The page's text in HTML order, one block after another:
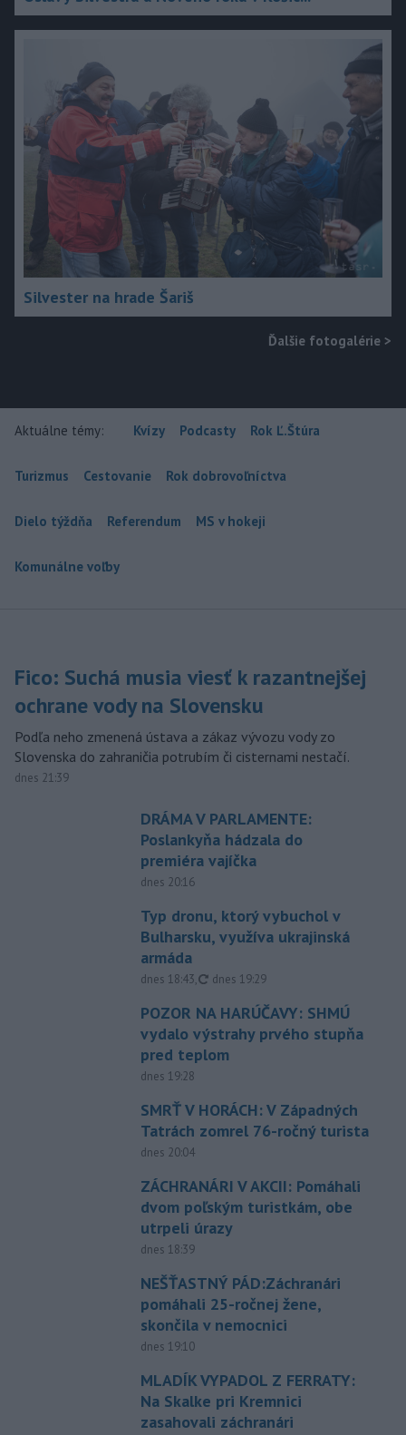
Silvester na hrade Šariš
Ďalšie fotogalérie >
Aktuálne témy: Kvízy Podcasty Rok Ľ.Štúra
Turizmus Cestovanie Rok dobrovoľníctva
Dielo týždňa Referendum MS v hokeji
Komunálne voľby
Fico: Suchá musia viesť k razantnejšej
ochrane vody na Slovensku
Podľa neho zmenená ústava a zákaz vývozu vody zo
Slovenska do zahraničia potrubím či cisternami nestačí.
dnes 21:39
DRÁMA V PARLAMENTE:
Poslankyňa hádzala do
premiéra vajíčka
dnes 20:16
Typ dronu, ktorý vybuchol v
Bulharsku, využíva ukrajinská
armáda
dnes 18:43, aktualizované
dnes 19:29
POZOR NA HARÚČAVY: SHMÚ
vydalo výstrahy prvého stupňa
pred teplom
dnes 19:28
SMRŤ V HORÁCH: V Západných
Tatrách zomrel 76-ročný turista
dnes 20:04
ZÁCHRANÁRI V AKCII: Pomáhali
dvom poľským turistkám, obe
utrpeli úrazy
dnes 18:39
NEŠŤASTNÝ PÁD:Záchranári
pomáhali 25-ročnej žene,
skončila v nemocnici
dnes 19:10
MLADÍK VYPADOL Z FERRATY:
Na Skalke pri Kremnici
zasahovali záchranári